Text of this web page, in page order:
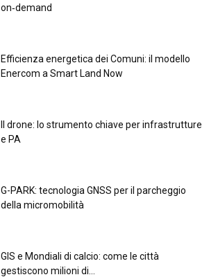
on‑demand
Efficienza energetica dei Comuni: il modello
Enercom a Smart Land Now
Il drone: lo strumento chiave per infrastrutture
e PA
G-PARK: tecnologia GNSS per il parcheggio
della micromobilità
GIS e Mondiali di calcio: come le città
gestiscono milioni di...